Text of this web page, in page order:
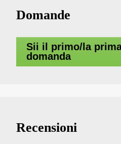
Domande
Sii il primo/la
domanda